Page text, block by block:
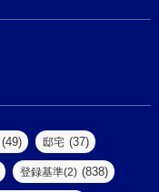
(49) 邸宅 (37)
登録基準(2) (838)